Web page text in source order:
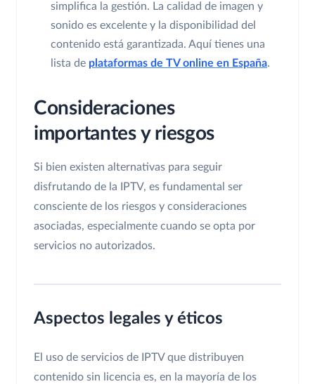
simplifica la gestión. La calidad de imagen y
sonido es excelente y la disponibilidad del
contenido está garantizada. Aquí tienes una
lista de plataformas de TV online en España.
Consideraciones
importantes y riesgos
Si bien existen alternativas para seguir
disfrutando de la IPTV, es fundamental ser
consciente de los riesgos y consideraciones
asociadas, especialmente cuando se opta por
servicios no autorizados.
Aspectos legales y éticos
El uso de servicios de IPTV que distribuyen
contenido sin licencia es, en la mayoría de los